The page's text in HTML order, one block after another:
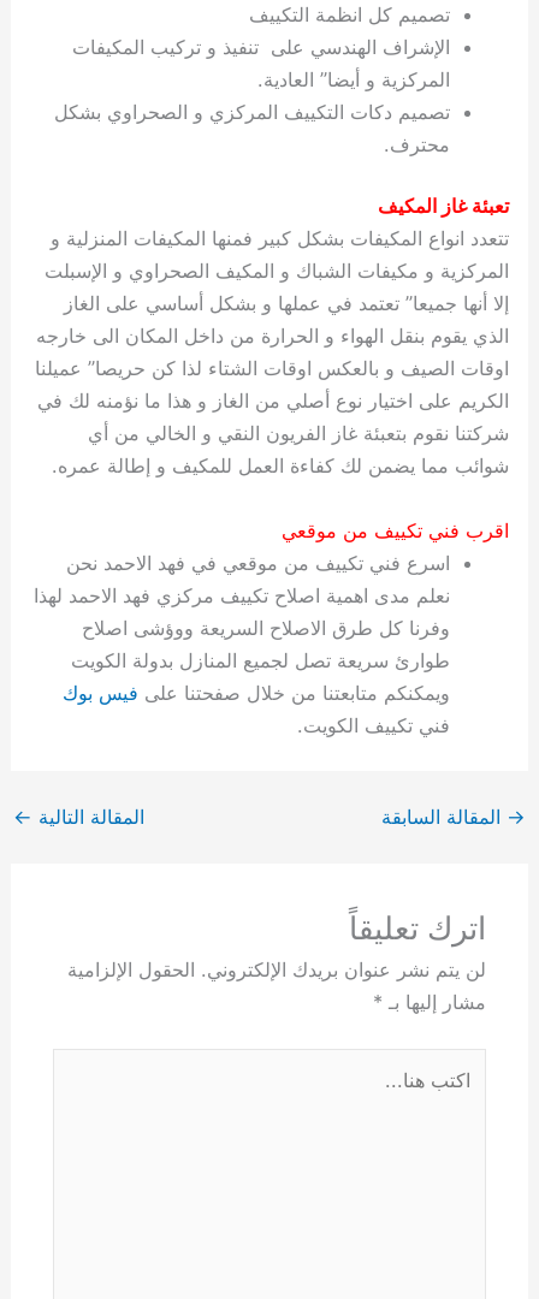
تصميم كل انظمة التكييف
الإشراف الهندسي على تنفيذ و تركيب المكيفات
المركزية و أيضا” العادية.
تصميم دكات التكييف المركزي و الصحراوي بشكل
محترف.
تعبئة غاز المكيف
تتعدد انواع المكيفات بشكل كبير فمنها المكيفات المنزلية و
المركزية و مكيفات الشباك و المكيف الصحراوي و الإسبلت
إلا أنها جميعا” تعتمد في عملها و بشكل أساسي على الغاز
الذي يقوم بنقل الهواء و الحرارة من داخل المكان الى خارجه
اوقات الصيف و بالعكس اوقات الشتاء لذا كن حريصا” عميلنا
الكريم على اختيار نوع أصلي من الغاز و هذا ما نؤمنه لك في
شركتنا نقوم بتعبئة غاز الفريون النقي و الخالي من أي
شوائب مما يضمن لك كفاءة العمل للمكيف و إطالة عمره.
اقرب فني تكييف من موقعي
اسرع فني تكييف من موقعي في فهد الاحمد نحن
نعلم مدى اهمية اصلاح تكييف مركزي فهد الاحمد لهذا
وفرنا كل طرق الاصلاح السريعة ووؤشى اصلاح
طوارئ سريعة تصل لجميع المنازل بدولة الكويت
ويمكنكم متابعتنا من خلال صفحتنا على فيس بوك
فني تكييف الكويت.
→ المقالة السابقة المقالة التالية ←
اترك تعليقاً
لن يتم نشر عنوان بريدك الإلكتروني. الحقول الإلزامية
مشار إليها بـ *